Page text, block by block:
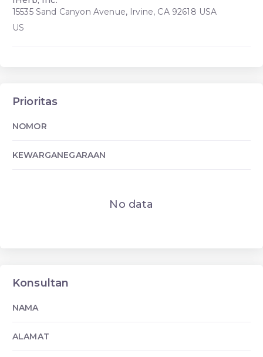
15535 Sand Canyon Avenue, Irvine, CA 92618 USA
US
Prioritas
NOMOR
KEWARGANEGARAAN
No data
Konsultan
NAMA
ALAMAT